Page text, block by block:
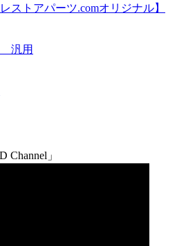
ストアパーツ.comオリジナル】
汎用
Channel」